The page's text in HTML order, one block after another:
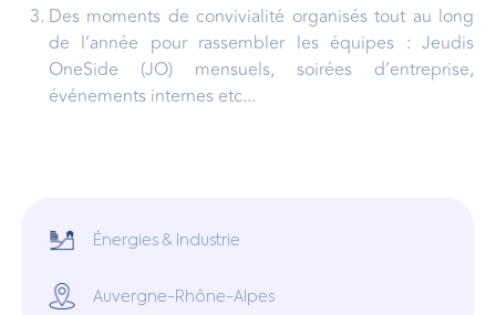
Des moments de convivialité organisés tout au long
de l’année pour rassembler les équipes : Jeudis
OneSide (JO) mensuels, soirées d’entreprise,
événements internes etc...
Énergies & Industrie
Auvergne-Rhône-Alpes